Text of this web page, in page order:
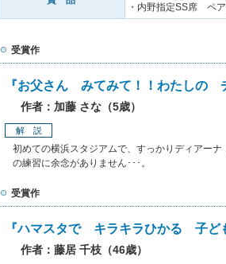
・内野指定SS席 ペ
受賞作
『お父さん みてみて！！わたしの
作者：加藤 さな（5歳）
解 説
初めての横浜スタジアムで、すっかりディアー
の練習に余念がありません･･･。
受賞作
『ハマスタで キラキラひかる 子ど
作者：藤居 千枝（46歳）